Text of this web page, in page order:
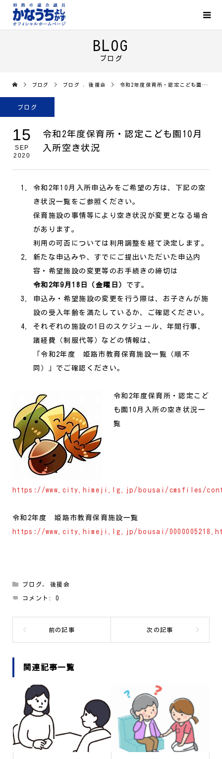
BLOG
ブログ
ブログ ブログ ,後援会 令和2年度保育所・認定こども園10月入所空き状況
ブログ
15
SEP
2020
令和2年度保育所・認定こども園10月
入所空き状況
令和2年10月入所申込みをご希望の方は、下記の空
き状況一覧をご参照ください。
保育施設の事情等により空き状況が変更となる場合
があります。
利用の可否については利用調整を経て決定します。
新たな申込みや、すでにご提出いただいた申込内
容・希望施設の変更等のお手続きの締切は
令和2年9月18日（金曜日）
です。
申込み・希望施設の変更を行う際は、お子さんが施
設の受入年齢を満たしているか、ご確認ください。
それぞれの施設の1日のスケジュール、年間行事、
諸経費（制服代等）などの情報は、
「令和2年度 姫路市教育保育施設一覧（順不
同）」でご確認ください。
令和2年度保育所・認定こど
も園10月入所の空き状況一
覧
https://www.city.himeji.lg.jp/bousai/cmsfiles/
令和2年度 姫路市教育保育施設一覧
https://www.city.himeji.lg.jp/bousai/
ブログ, 後援会
コメント:0
関連記事一覧